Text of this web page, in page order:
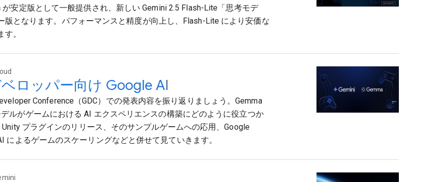
が安定版として一般提供され、新しい Gemini 2.5 Flash-Lite「思考モデ
版となります。パフォーマンスと精度が向上し、Flash-Lite により安価な
。
ロッパー向け Google AI
Conference（GDC）での発表内容を振り返りましょう。Gemma
デルがゲームにおける AI エクスペリエンスの構築にどのように役立つか
Unity プラグインのリリース、そのサンプルゲームへの応用、Google
によるゲームのスケーリングなどと併せて見ていきます。